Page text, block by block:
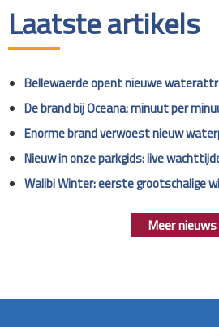
Laatste artikels
Bellewaerde opent nieuwe
De brand bij Oceana: minuut per
Enorme brand verwoest nieuw
Nieuw in onze parkgids: live
Walibi Winter: eerste grootschalige
Meer nieuws